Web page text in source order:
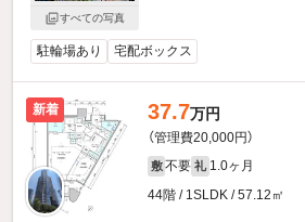
すべての写真
駐輪場あり 宅配ボックス
新着 37.7万円
（管理費20,000円）
敷 不要 礼 1.0ヶ月
44階 / 1SLDK / 57.12㎡